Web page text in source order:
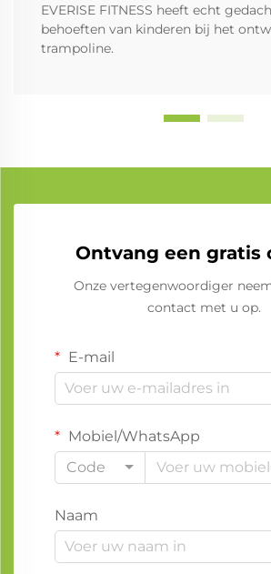
EVERISE FITNESS heeft echt
behoeften van kinderen bij het
trampoline.
Ontvang een gratis
Onze vertegenwoordiger
contact met u op.
E-mail
Mobiel/WhatsApp
Code
Naam